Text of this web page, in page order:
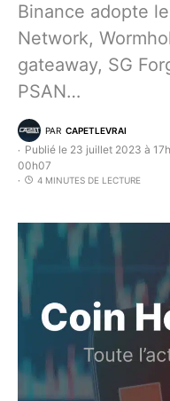
Binance adopte
Network,
gateaway, SG
PSAN…
PAR CAPETLEVRAI
Publié le 23 juillet 2023 à
00h07
4 MINUTES DE LECTURE